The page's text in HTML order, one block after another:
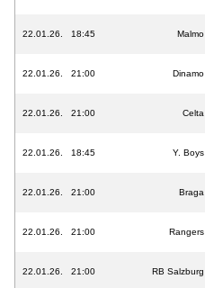
22.01.26. 18:45 Malmo
22.01.26. 21:00 Dinamo
22.01.26. 21:00 Celta
22.01.26. 18:45 Y. Boys
22.01.26. 21:00 Braga
22.01.26. 21:00 Rangers
22.01.26. 21:00 RB Salzburg